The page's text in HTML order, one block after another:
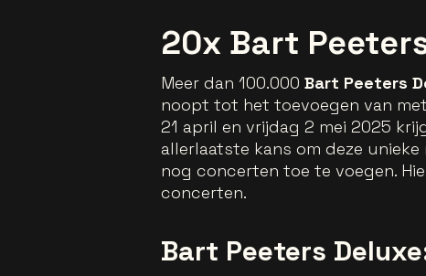
20x Bart
Meer dan 100.000 Bart Peeters
noopt tot het toevoegen van
21 april en vrijdag 2 mei 2025
allerlaatste kans om deze
nog concerten toe te voegen.
concerten.
Bart Peeters